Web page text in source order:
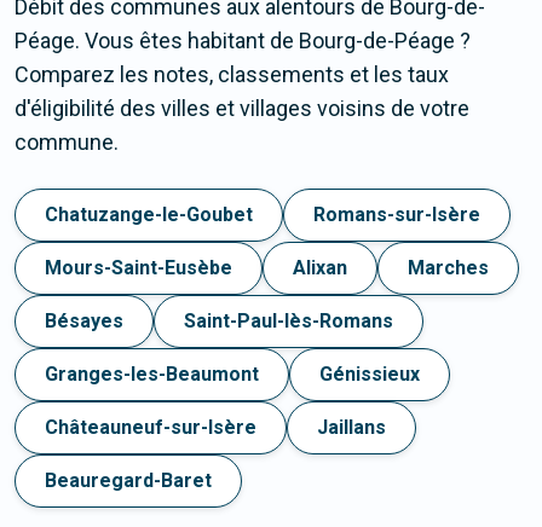
Débit des communes aux alentours de Bourg-de-
Péage. Vous êtes habitant de Bourg-de-Péage ?
Comparez les notes, classements et les taux
d'éligibilité des villes et villages voisins de votre
commune.
Chatuzange-le-Goubet Romans-sur-Isère
Mours-Saint-Eusèbe Alixan Marches
Bésayes Saint-Paul-lès-Romans
Granges-les-Beaumont Génissieux
Châteauneuf-sur-Isère Jaillans
Beauregard-Baret